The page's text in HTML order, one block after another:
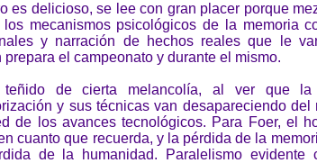
es delicioso, se lee con gran placer porque
los mecanismos psicológicos de la memoria
y narración de hechos reales que le
prepara el campeonato y durante el mismo.
teñido de cierta melancolía, al ver que la
y sus técnicas van desapareciendo del
de los avances tecnológicos. Para Foer, el
cuanto que recuerda, y la pérdida de la
de la humanidad. Paralelismo